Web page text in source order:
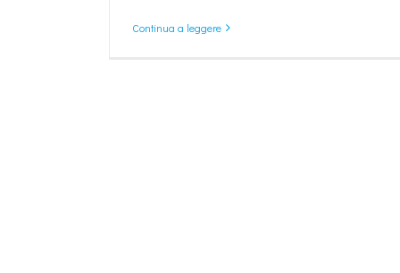
Continua a leggere